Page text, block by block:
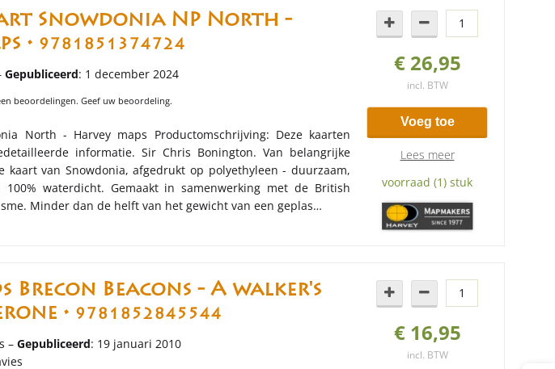
€ 26,95
incl. BTW
Voeg toe
Lees meer
voorraad (1) stuk
Snowdonia NP North -
• 9781851374724
Gepubliceerd: 1 december 2024
beoordelingen. Geef uw beoordeling.
North - Harvey maps Productomschrijving: Deze kaarten
informatie. Sir Chris Bonington. Van belangrijke
kaart van Snowdonia, afgedrukt op polyethyleen - duurzaam,
100% waterdicht. Gemaakt in samenwerking met de British
Minder dan de helft van het gewicht van een geplas…
€ 16,95
incl. BTW
Brecon Beacons - A walker's
• 9781852845544
– Gepubliceerd: 19 januari 2010